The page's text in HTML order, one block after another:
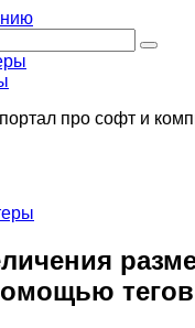
про софт и
тегов